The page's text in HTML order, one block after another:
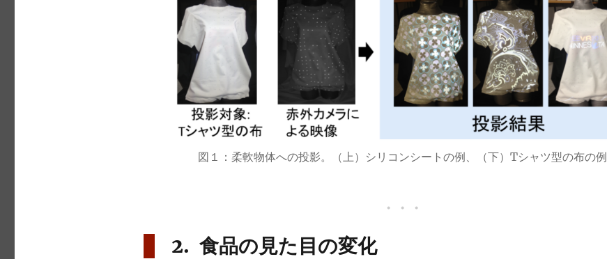
図１：柔軟物体への投影。（上）シリコンシートの例、（下）Tシャツ型の布の例
2. 食品の見た目の変化